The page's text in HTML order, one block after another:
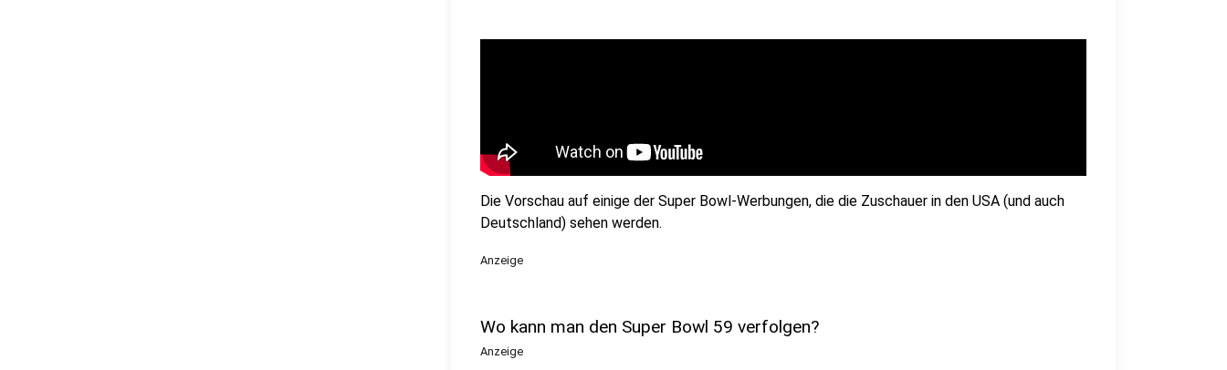
Die Vorschau auf einige der Super Bowl-Werbungen, die die Zuschauer in den USA (und auch
Deutschland) sehen werden.
Anzeige
Wo kann man den Super Bowl 59 verfolgen?
Anzeige